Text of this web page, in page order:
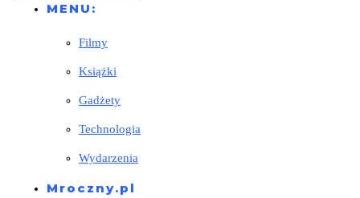
MENU:
Filmy
Książki
Gadżety
Technologia
Wydarzenia
Mroczny.pl